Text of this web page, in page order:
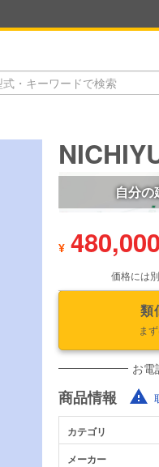
自分の
¥ 480,000
価格には
類
ま
お電
商品情報
カテゴリ
メーカー